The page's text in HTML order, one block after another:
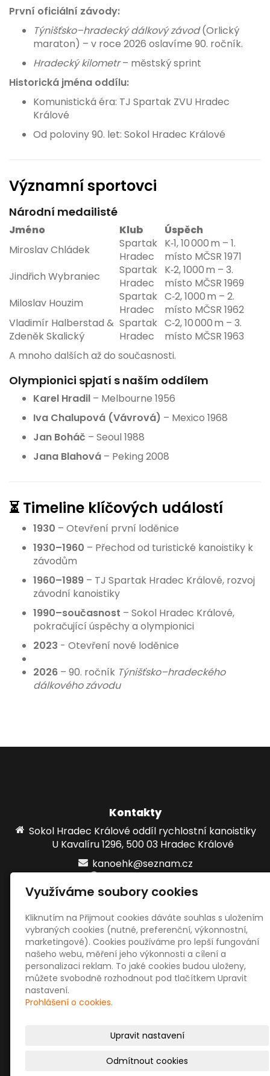
První oficiální závody:
Týnišťsko–hradecký dálkový závod(Orlický
maraton) – v roce 2026 oslavíme 90. ročník.
Hradecký kilometr– městský sprint
Historická jména oddílu:
Komunistická éra: TJ Spartak ZVU Hradec
Králové
Od poloviny 90. let: Sokol Hradec Králové
Významní sportovci
Národní medailisté
Jméno Klub
Úspěch
Miroslav Chládek
Spartak
Hradec
K‑1, 10 000 m – 1.
místo MČSR 1971
Jindřich Wybraniec
Spartak
Hradec
K‑2, 1000 m – 3.
místo MČSR 1969
Miloslav Houzim
Spartak
Hradec
C‑2, 1000 m – 2.
místo MČSR 1962
Vladimír Halberstad &
Zdeněk Skalický
Spartak
Hradec
C‑2, 10 000 m – 3.
místo MČSR 1963
A mnoho dalších až do současnosti.
Olympionici spjatí s naším oddílem
Karel Hradil – Melbourne 1956
Iva Chalupová (Vávrová) – Mexico 1968
Jan Boháč – Seoul 1988
Jana Blahová – Peking 2008
⏳ Timeline klíčových událostí
1930 – Otevření první loděnice
1930–1960 – Přechod od turistické kanoistiky k
závodům
1960–1989 – TJ Spartak Hradec Králové, rozvoj
závodní kanoistiky
1990–současnost – Sokol Hradec Králové,
pokračující úspěchy a olympionici
2023 - Otevření nové loděnice
2026 – 90. ročník Týnišťsko–hradeckého
dálkového závodu
Kontakty
Sokol Hradec Králové oddíl rychlostní kanoistiky
U Kavalíru 1296, 500 03 Hradec Králové
kanoehk@seznam.cz
www.kanoehk.cz
724861215
Sociální sítě
Sokol Hradec Králové oddíl rychlostní
Využíváme soubory cookies
Kliknutím na Přijmout cookies dáváte souhlas s uložením
vybraných cookies (nutné, preferenční, výkonnostní,
marketingové). Cookies používáme pro lepší fungování
našeho webu, měření jeho výkonnosti a cílení a
personalizaci reklam. To jaké cookies budou uloženy,
můžete svobodně rozhodnout pod tlačítkem Upravit
nastavení.
Prohlášení o cookies.
Upravit nastavení
Odmítnout cookies